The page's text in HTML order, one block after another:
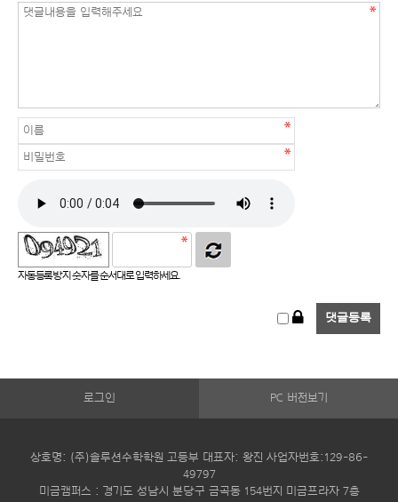
자동등록방지 숫자를 순서대로 입력하세요.
로그인 PC 버전보기
상호명: (주)솔루션수학학원 고등부 대표자: 왕진 사업자번호:129-86-
49797
미금캠퍼스 : 경기도 성남시 분당구 금곡동 154번지 미금프라자 7층